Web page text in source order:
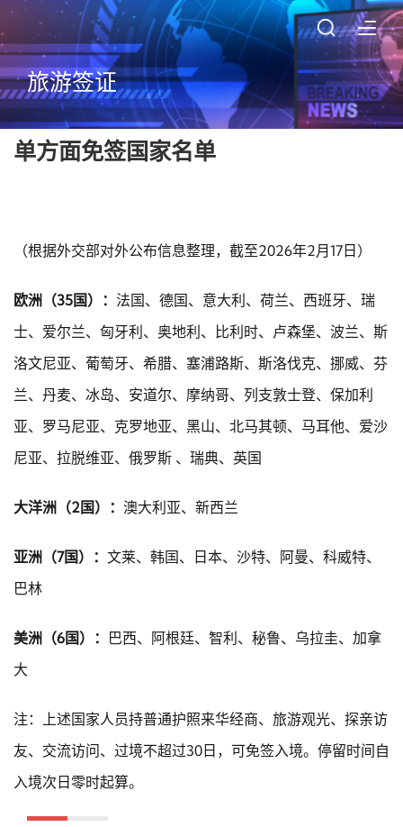
旅游签证
单方面免签国家名单
（根据外交部对外公布信息整理，截至2026年2月17日）
欧洲（35国）： 法国、德国、意大利、荷兰、西班牙、瑞
士、爱尔兰、匈牙利、奥地利、比利时、卢森堡、波兰、斯
洛文尼亚、葡萄牙、希腊、塞浦路斯、斯洛伐克、挪威、芬
兰、丹麦、冰岛、安道尔、摩纳哥、列支敦士登、保加利
亚、罗马尼亚、克罗地亚、黑山、北马其顿、马耳他、爱沙
尼亚、拉脱维亚、俄罗斯 、瑞典、英国
大洋洲（2国）： 澳大利亚、新西兰
亚洲（7国）： 文莱、韩国、日本、沙特、阿曼、科威特、
巴林
美洲（6国）： 巴西、阿根廷、智利、秘鲁、乌拉圭、加拿
大
注：上述国家人员持普通护照来华经商、旅游观光、探亲访
友、交流访问、过境不超过30日，可免签入境。停留时间自
入境次日零时起算。